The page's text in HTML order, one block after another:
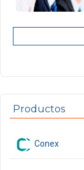
Productos
Conex